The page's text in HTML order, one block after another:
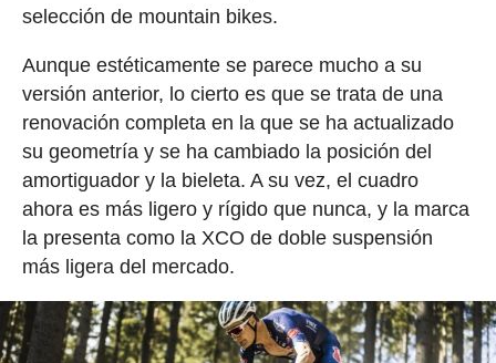
selección de mountain bikes.
Aunque estéticamente se parece mucho a su
versión anterior, lo cierto es que se trata de una
renovación completa en la que se ha actualizado
su geometría y se ha cambiado la posición del
amortiguador y la bieleta. A su vez, el cuadro
ahora es más ligero y rígido que nunca, y la marca
la presenta como la XCO de doble suspensión
más ligera del mercado.